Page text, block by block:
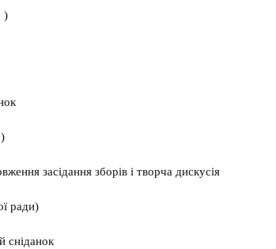
)
засідання зборів і творча дискусія
ради)
сніданок